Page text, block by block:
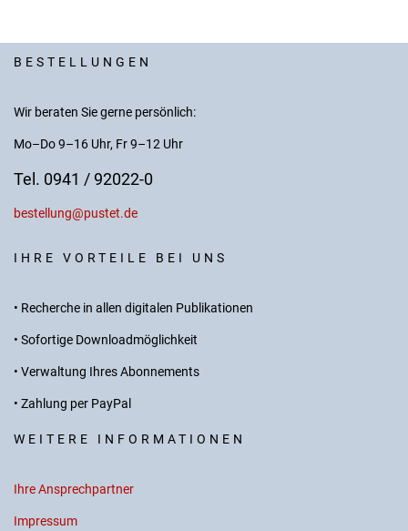
BESTELLUNGEN
Wir beraten Sie gerne persönlich:
Mo–Do 9–16 Uhr, Fr 9–12 Uhr
Tel. 0941 / 92022-0
bestellung@pustet.de
IHRE VORTEILE BEI UNS
• Recherche in allen digitalen Publikationen
• Sofortige Downloadmöglichkeit
• Verwaltung Ihres Abonnements
• Zahlung per PayPal
WEITERE INFORMATIONEN
Ihre Ansprechpartner
Impressum